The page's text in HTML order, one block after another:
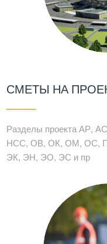
СМЕТЫ НА
Разделы проекта АР,
НСС, ОВ, ОК, ОМ, ОС,
ЭК, ЭН, ЭО, ЭС и пр